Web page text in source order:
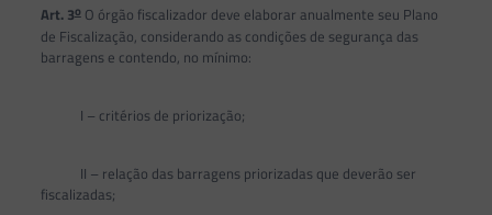
Art. 3oO órgão fiscalizador deve elaborar anualmente seu Plano
de Fiscalização, considerando as condições de segurança das
barragens e contendo, no mínimo:
I – critérios de priorização;
II – relação das barragens priorizadas que deverão ser
fiscalizadas;